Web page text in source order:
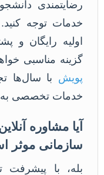
رضایتمندی
خدمات توجه
اولیه رایگان و
گزینه مناسبی
پویش با سال‌ها
خدمات تخصصی
آیا مشاوره
سازمانی موثر
بله، با پیشرفت